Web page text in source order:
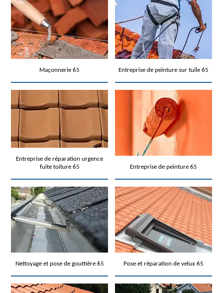
Maçonnerie 65 Entreprise de peinture sur tuile 65
Entreprise de réparation urgence
fuite toiture 65
Entreprise de peinture 65
Nettoyage et pose de gouttière 65 Pose et réparation de velux 65